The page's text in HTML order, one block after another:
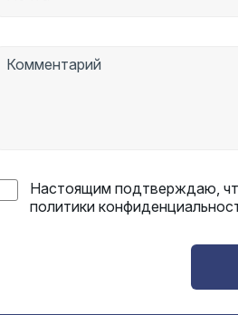
Настоящим подтверждаю,
политики